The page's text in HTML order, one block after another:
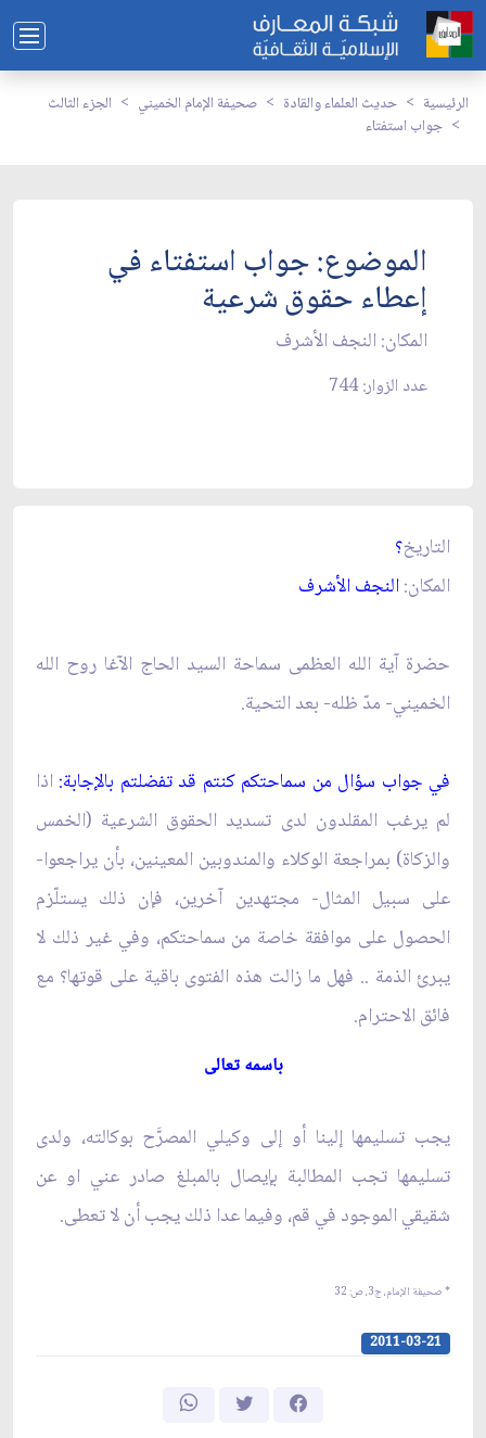
الرئيسية حديث العلماء والقادة صحيفة الإمام الخميني
الجزء الثالث
جواب استفتاء
الموضوع: جواب استفتاء في
إعطاء حقوق شرعية
المكان: النجف الأشرف‏
عدد الزوار: 744
التاريخ؟
المكان:النجف الأشرف‏
حضرة آية الله العظمى سماحة السيد الحاج الآغا روح الله
الخميني- مدّ ظله- بعد التحية.
في جواب سؤال من سماحتكم كنتم قد تفضلتم بالإجابة: اذا
لم يرغب المقلدون لدى تسديد الحقوق الشرعية (الخمس
والزكاة) بمراجعة الوكلاء والمندوبين المعينين، بأن يراجعوا-
على سبيل المثال- مجتهدين آخرين، فإن ذلك يستلّزم
الحصول على موافقة خاصة من سماحتكم، وفي غير ذلك لا
يبرئ الذمة .. فهل ما زالت هذه الفتوى باقية على قوتها؟ مع
فائق الاحترام.
باسمه تعالى‏
يجب تسليمها إلينا أو إلى وكيلي المصرَّح بوكالته، ولدى
تسليمها تجب المطالبة بإيصال بالمبلغ صادر عني او عن
شقيقي الموجود في قم، وفيما عدا ذلك يجب أن لا تعطى.
* صحيفة الإمام، ج‏3، ص: 32
2011-03-21